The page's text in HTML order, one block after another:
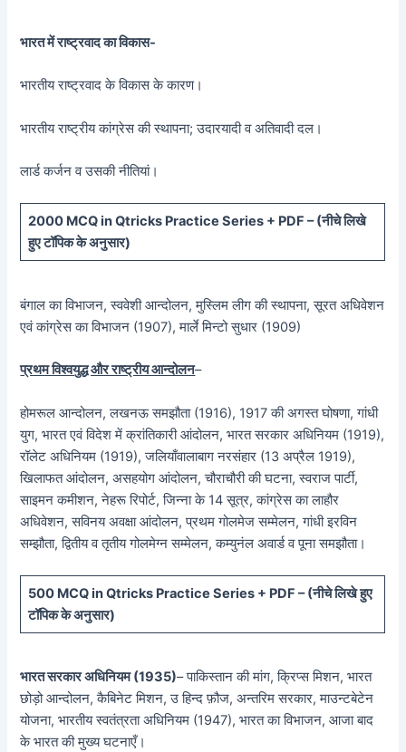
भारत में राष्ट्रवाद का विकास-
भारतीय राष्ट्रवाद के विकास के कारण।
भारतीय राष्ट्रीय कांग्रेस की स्थापना; उदारयादी व अतिवादी दल।
लार्ड कर्जन व उसकी नीतियां।
2000 MCQ in Qtricks Practice Series + PDF – (नीचेलिखे
हुए टॉपिक के अनुसार)
बंगाल का विभाजन, स्ववेशी आन्दोलन, मुस्लिम लीग की स्थापना, सूरत अधिवेशन
एवं कांग्रेस का विभाजन (1907), मार्ले मिन्टो सुधार (1909)
प्रथम विश्वयुद्ध और राष्ट्रीय आन्दोलन–
होमरूल आन्दोलन, लखनऊ समझौता (1916), 1917 की अगस्त घोषणा, गांधी
युग, भारत एवं विदेश में क्रांतिकारी आंदोलन, भारत सरकार अधिनियम (1919),
रॉलेट अधिनियम (1919), जलियाँवालाबाग नरसंहार (13 अप्रैल 1919),
खिलाफत आंदोलन, असहयोग आंदोलन, चौराचौरी की घटना, स्वराज पार्टी,
साइमन कमीशन, नेहरू रिपोर्ट, जिन्ना के 14 सूत्र, कांग्रेस का लाहौर
अधिवेशन, सविनय अवक्षा आंदोलन, प्रथम गोलमेज सम्मेलन, गांधी इरविन
सम्झौता, द्वितीय व तृतीय गोलमेग्न सम्मेलन, कम्युनंल अवार्ड व पूना समझौता।
500 MCQ in Qtricks Practice Series + PDF – (नीचेलिखे हुए
टॉपिक के अनुसार)
भारत सरकार अधिनियम (1935)– पाकिस्तान की मांग, क्रिप्स मिशन, भारत
छोड़ो आन्दोलन, कैबिनेट मिशन, उ हिन्द फ़ौज, अन्तरिम सरकार, माउन्टबेटेन
योजना, भारतीय स्वतंत्रता अधिनियम (1947), भारत का विभाजन, आजा बाद
के भारत की मुख्य घटनाएँ।